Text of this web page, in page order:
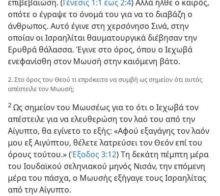
επιβεβαιώση. (Γένεσις 1:1 έως 2:4) Αλλά ήλθε ο καιρός,
οπότε ο έγραψε το όνομά του για να το διαβάζη ο
άνθρωπος. Αυτό έγινε στη χερσόνησο Σινά, στην
οποίαν οι Ισραηλίται θαυματουργικά διέβησαν την
Ερυθρά θάλασσα. Έγινε στο όρος, όπου ο Ιεχωβά
ενεφανίσθη στον Μωυσή στην καιόμενη βάτο.
2. Στο όρος του Θεού τι επρόκειτο να συμβή ως σημείον ότι αυτός
απέστειλε τον Μωυσή;
2 Ως σημείον του Μωυσέως για το ότι ο Ιεχωβά τον
απέστειλε για να ελευθερώση τον λαό του από την
Αίγυπτο, θα εγίνετο το εξής: «Αφού εξαγάγης τον λαόν
μου εξ Αιγύπτου, θέλετε λατρεύσει τον Θεόν επί του
όρους τούτου.» (Έξοδος 3:12) Τη δεκάτη πέμπτη μέρα
του Ιουδαϊκού σεληνιακού μηνός Νισάν, την επόμενη
μέρα του πάσχα, ο Μωυσής εξήγαγε τους Ισραηλίτας
από την Αίγυπτο.